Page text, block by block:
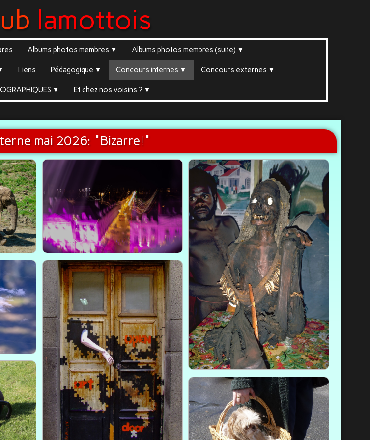
lamottois
Albums photos membres ▼ Albums photos membres (suite) ▼
Liens Pédagogique ▼ Concours internes ▼ Concours externes ▼
▼ Et chez nos voisins ? ▼
mai 2026: "Bizarre!"